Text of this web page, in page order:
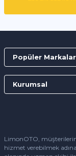
LimonOTO,
hizmet verebilmek
Popüler Markalar
Kurumsal